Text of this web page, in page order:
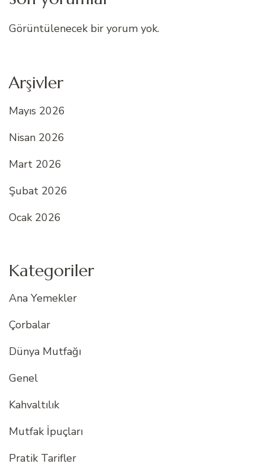
Görüntülenecek bir yorum yok.
Arşivler
Mayıs 2026
Nisan 2026
Mart 2026
Şubat 2026
Ocak 2026
Kategoriler
Ana Yemekler
Çorbalar
Dünya Mutfağı
Genel
Kahvaltılık
Mutfak İpuçları
Pratik Tarifler